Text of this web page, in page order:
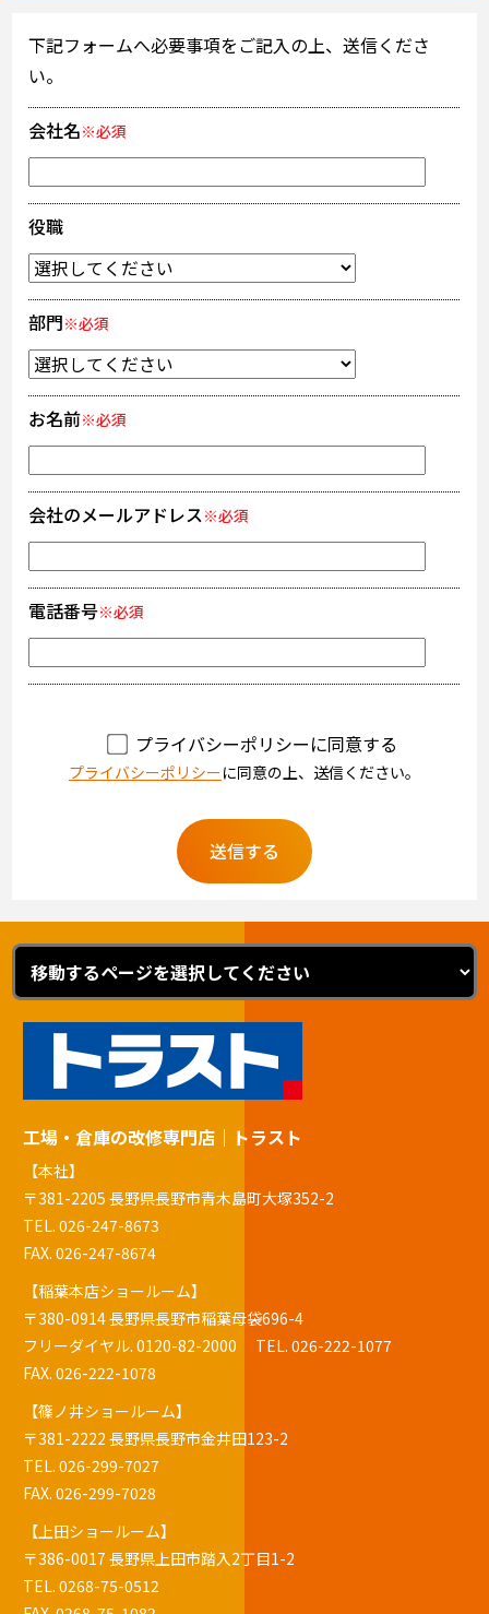
下記フォームへ必要事項をご記入の上、送信くださ
い。
会社名※必須
役職
部門※必須
お名前※必須
会社のメールアドレス※必須
電話番号※必須
プライバシーポリシーに同意する
プライバシーポリシーに同意の上、送信ください。
工場・倉庫の改修専門店｜トラスト
【本社】
〒381-2205 長野県長野市青木島町大塚352-2
TEL.026-247-8673
FAX. 026-247-8674
【稲葉本店ショールーム】
〒380-0914 長野県長野市稲葉母袋696-4
フリーダイヤル.0120-82-2000 TEL.026-222-1077
FAX. 026-222-1078
【篠ノ井ショールーム】
〒381-2222 長野県長野市金井田123-2
TEL.026-299-7027
FAX. 026-299-7028
【上田ショールーム】
〒386-0017 長野県上田市踏入2丁目1-2
TEL.0268-75-0512